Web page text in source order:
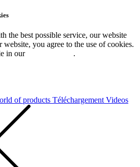
the best possible service, our website
you agree to the use of cookies.
in our
.
of products Téléchargement Videos